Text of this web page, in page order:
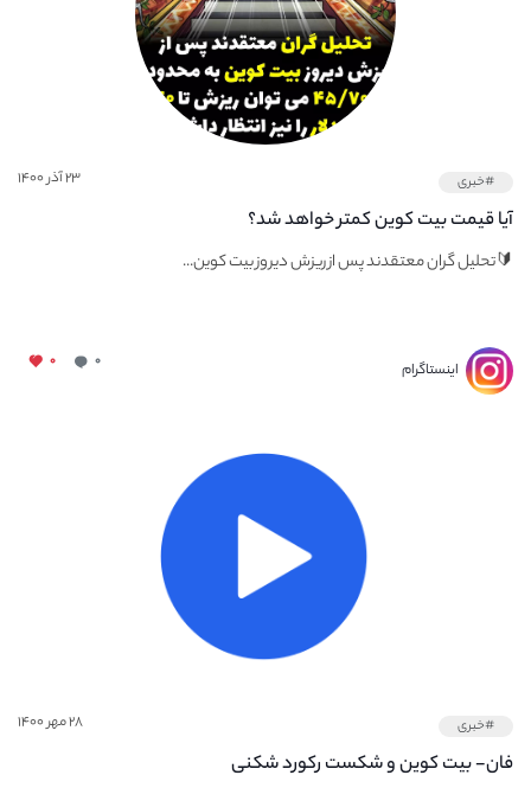
#خبری ۲۳ آذر ۱۴۰۰
آیا قیمت بیت کوین کمتر خواهد شد؟
🔰تحلیل گران معتقدند پس از ریزش دیروز بیت کوین...
اینستاگرام ۰ ۰
#خبری ۲۸ مهر ۱۴۰۰
فان- بیت کوین و شکست رکورد شکنی